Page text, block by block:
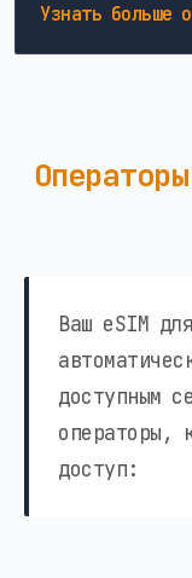
Узнать больше
Ваш eSIM
доступным
операторы,
доступ: